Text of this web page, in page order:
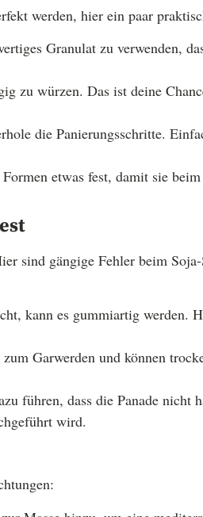
werden, hier ein paar
Granulat zu verwenden,
zu würzen. Das ist deine
die Panierungsschritte.
etwas fest, damit sie
sind gängige Fehler beim
kann es gummiartig werden.
Garwerden und können
führen, dass die Panade nicht
wird.